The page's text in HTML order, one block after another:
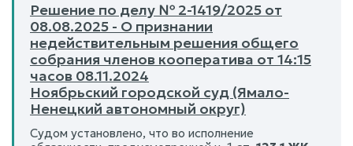
Решение по делу № 2-1419/2025 от
08.08.2025 - О признании
недействительным решения общего
собрания членов кооператива от 14:15
часов 08.11.2024
Ноябрьский городской суд (Ямало-
Ненецкий автономный округ)
Судом установлено, что во исполнение